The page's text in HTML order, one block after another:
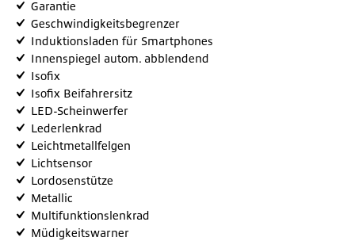
Garantie
Geschwindigkeitsbegrenzer
Induktionsladen für Smartphones
Innenspiegel autom. abblendend
Isofix
Isofix Beifahrersitz
LED-Scheinwerfer
Lederlenkrad
Leichtmetallfelgen
Lichtsensor
Lordosenstütze
Metallic
Multifunktionslenkrad
Müdigkeitswarner